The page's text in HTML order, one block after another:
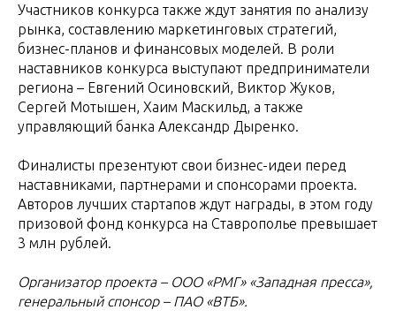
Участников конкурса также ждут занятия по анализу
рынка, составлению маркетинговых стратегий,
бизнес-планов и финансовых моделей. В роли
наставников конкурса выступают предприниматели
региона – Евгений Осиновский, Виктор Жуков,
Сергей Мотышен, Хаим Маскильд, а также
управляющий банка Александр Дыренко.
Финалисты презентуют свои бизнес-идеи перед
наставниками, партнерами и спонсорами проекта.
Авторов лучших стартапов ждут награды, в этом году
призовой фонд конкурса на Ставрополье превышает
3 млн рублей.
Организатор проекта – ООО «РМГ» «Западная пресса»,
генеральный спонсор – ПАО «ВТБ».